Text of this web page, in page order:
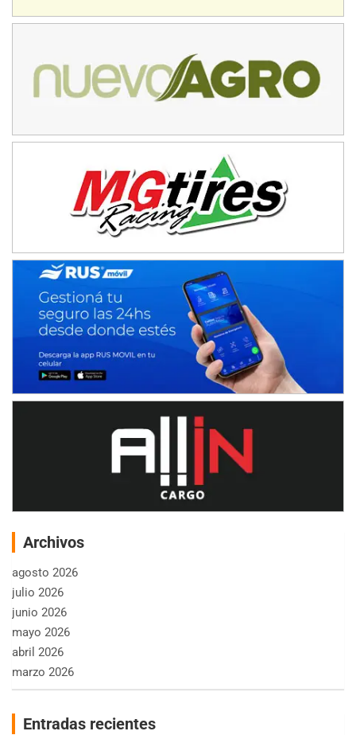
Archivos
agosto 2026
julio 2026
junio 2026
mayo 2026
abril 2026
marzo 2026
Entradas recientes